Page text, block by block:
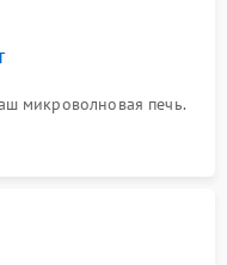
микроволновая печь.